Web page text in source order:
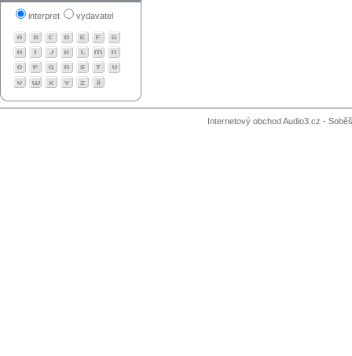
interpret vydavatel
Internetový obchod Audio3.cz -